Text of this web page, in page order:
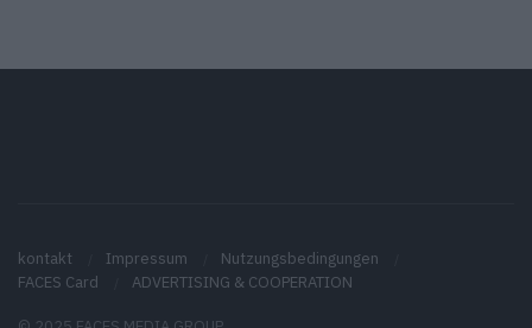
kontakt Impressum
Nutzungsbedingungen
FACES Card
ADVERTISING & COOPERATION